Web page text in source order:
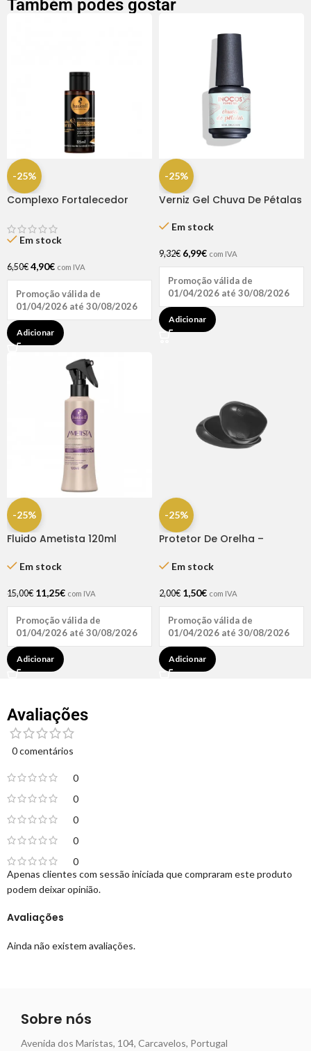
Também podes gostar
-25%
Complexo Fortalecedor
Em stock
6,50€ 4,90€ com IVA
Promoção válida de
01/04/2026 até 30/08/2026
Adicionar
-25%
Verniz Gel Chuva De Pétalas
Em stock
9,32€ 6,99€ com IVA
Promoção válida de
01/04/2026 até 30/08/2026
Adicionar
-25%
Fluido Ametista 120ml
Em stock
15,00€ 11,25€ com IVA
Promoção válida de
01/04/2026 até 30/08/2026
Adicionar
-25%
Protetor De Orelha –
Em stock
2,00€ 1,50€ com IVA
Promoção válida de
01/04/2026 até 30/08/2026
Adicionar
Avaliações
0 comentários
0
0
0
0
0
Avaliações
Ainda não existem avaliações.
Apenas clientes com sessão iniciada que compraram este produto
podem deixar opinião.
Sobre nós
Avenida dos Maristas, 104, Carcavelos, Portugal